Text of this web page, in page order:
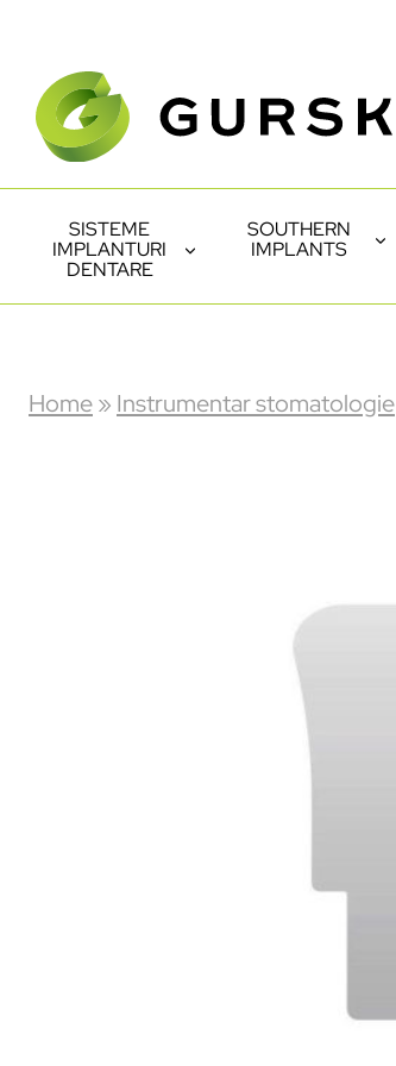
SISTEME
IMPLANTURI
DENTARE
SOUTHERN
IMPLANTS
Home» Instrumentar stomatologie